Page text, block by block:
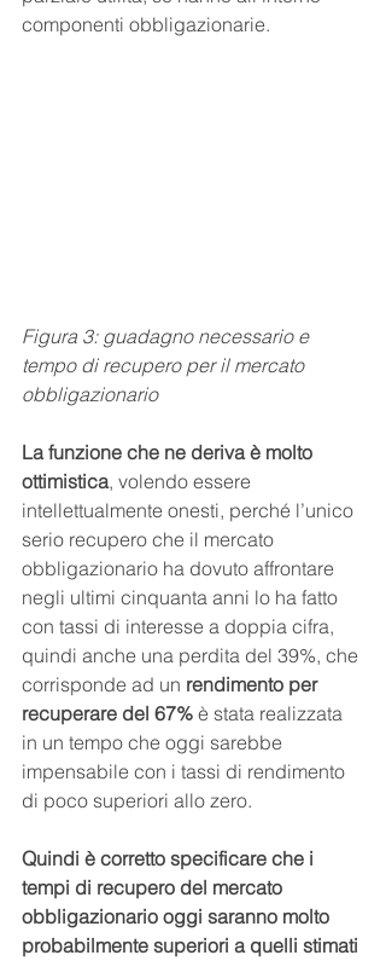
componenti obbligazionarie.
Figura 3: guadagno necessario e
tempo di recupero per il mercato
obbligazionario
La funzione che ne deriva è molto
ottimistica, volendo essere
intellettualmente onesti, perché l’unico
serio recupero che il mercato
obbligazionario ha dovuto affrontare
negli ultimi cinquanta anni lo ha fatto
con tassi di interesse a doppia cifra,
quindi anche una perdita del 39%, che
corrisponde ad un rendimento per
recuperare del 67% è stata realizzata
in un tempo che oggi sarebbe
impensabile con i tassi di rendimento
di poco superiori allo zero.
Quindi è corretto specificare che i
tempi di recupero del mercato
obbligazionario oggi saranno molto
probabilmente superiori a quelli stimati